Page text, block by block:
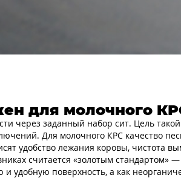
для молочного
через заданный набор сит. Цель
Для молочного КРС качество
удобство лежания коровы, чистота
считается «золотым стандартом»
удобную поверхность, а как